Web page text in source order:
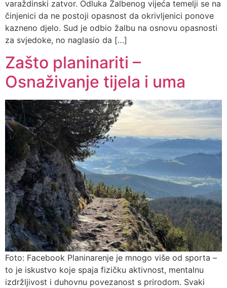
varaždinski zatvor. Odluka Žalbenog vijeća temelji se na
činjenici da ne postoji opasnost da okrivljenici ponove
kazneno djelo. Sud je odbio žalbu na osnovu opasnosti
za svjedoke, no naglasio da […]
Zašto planinariti –
Osnaživanje tijela i uma
Foto: Facebook Planinarenje je mnogo više od sporta –
to je iskustvo koje spaja fizičku aktivnost, mentalnu
izdržljivost i duhovnu povezanost s prirodom. Svaki